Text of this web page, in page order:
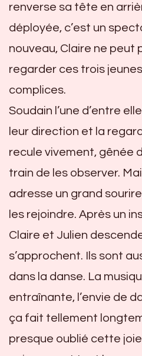
renverse sa tête en
déployée, c’est un
nouveau, Claire ne peut
regarder ces trois
complices.
Soudain l’une d’entre
leur direction et la
recule vivement, gênée
train de les observer.
adresse un grand
les rejoindre. Après un
Claire et Julien
s’approchent. Ils sont
dans la danse. La
entraînante, l’envie de
ça fait tellement
presque oublié cette